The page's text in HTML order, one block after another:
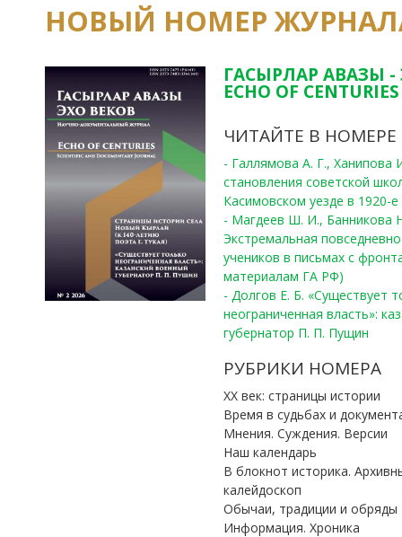
НОВЫЙ НОМЕР
ГАСЫРЛАР АВАЗЫ -
ECHO OF
ЧИТАЙТЕ В НОМЕРЕ
- Галлямова А. Г.,
становления советской
Касимовском уезде в 1920-е
- Магдеев Ш. И., Банникова
Экстремальная
учеников в письмах с
материалам ГА РФ)
- Долгов Е. Б. «Существует
неограниченная власть»:
губернатор П. П. Пущин
РУБРИКИ НОМЕРА
ХХ век: страницы истории
Время в судьбах и
Мнения. Суждения. Версии
Наш календарь
В блокнот историка.
калейдоскоп
Обычаи, традиции и обряды
Информация. Хроника